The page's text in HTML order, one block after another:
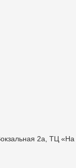
2а, ТЦ «На